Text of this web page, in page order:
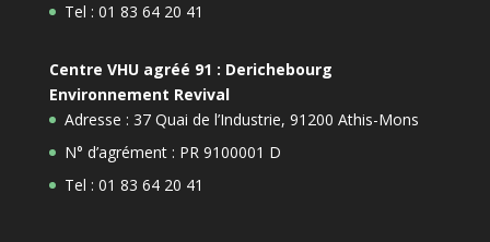
Tel : 01 83 64 20 41
Centre VHU agréé 91 : Derichebourg
Environnement Revival
Adresse : 37 Quai de l’Industrie, 91200 Athis-Mons
N° d’agrément : PR 9100001 D
Tel : 01 83 64 20 41